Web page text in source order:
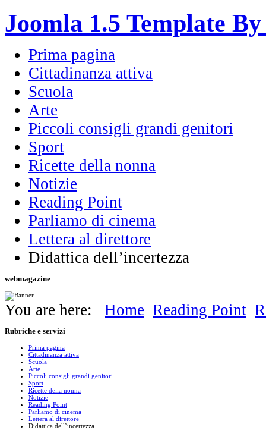
Joomla 1.5 Template
Prima pagina
Cittadinanza attiva
Scuola
Arte
Piccoli consigli grandi genitori
Sport
Ricette della nonna
Notizie
Reading Point
Parliamo di cinema
Lettera al direttore
Didattica dell’incertezza
webmagazine
You are here: Home Reading Point
Rubriche e servizi
Prima pagina
Cittadinanza attiva
Scuola
Arte
Piccoli consigli grandi genitori
Sport
Ricette della nonna
Notizie
Reading Point
Parliamo di cinema
Lettera al direttore
Didattica dell’incertezza